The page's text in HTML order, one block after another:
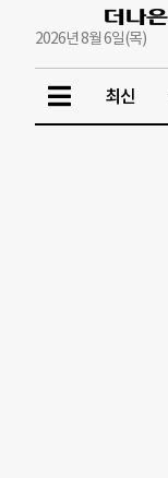
2026년 8월 6일(목)
최신